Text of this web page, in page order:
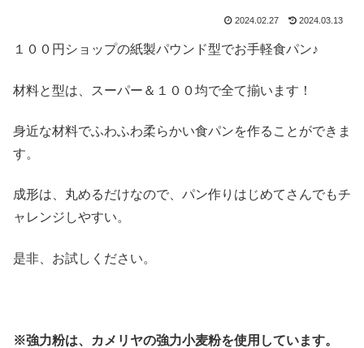
2024.02.27 2024.03.13
１００円ショップの紙製パウンド型でお手軽食パン♪
材料と型は、スーパー＆１００均で全て揃います！
身近な材料でふわふわ柔らかい食パンを作ることができま
す。
成形は、丸めるだけなので、パン作りはじめてさんでもチ
ャレンジしやすい。
是非、お試しください。
※強力粉は、カメリヤの強力小麦粉を使用しています。